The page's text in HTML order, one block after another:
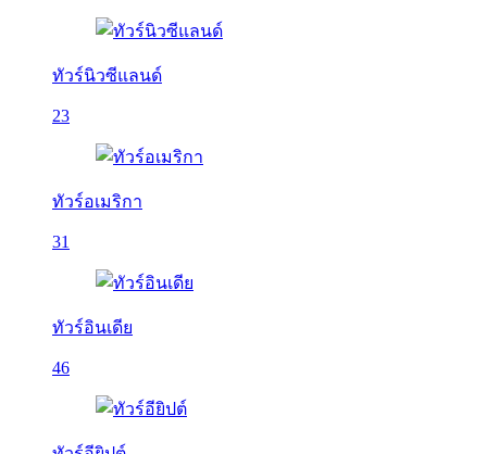
ทัวร์นิวซีแลนด์
23
ทัวร์อเมริกา
31
ทัวร์อินเดีย
46